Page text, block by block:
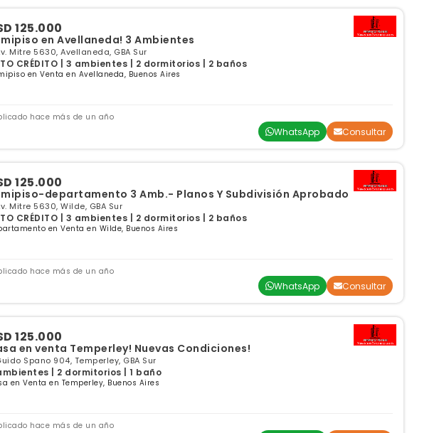
125.000
en Avellaneda! 3 Ambientes
Mitre 5630, Avellaneda, GBA Sur
CRÉDITO | 3 ambientes | 2 dormitorios | 2 baños
en Venta en Avellaneda, Buenos Aires
hace más de un año
WhatsApp Consultar
125.000
departamento 3 Amb.- Planos Y Subdivisión Aprobado
Mitre 5630, Wilde, GBA Sur
CRÉDITO | 3 ambientes | 2 dormitorios | 2 baños
en Venta en Wilde, Buenos Aires
hace más de un año
WhatsApp Consultar
125.000
en venta Temperley! Nuevas Condiciones!
Spano 904, Temperley, GBA Sur
| 2 dormitorios | 1 baño
en Venta en Temperley, Buenos Aires
hace más de un año